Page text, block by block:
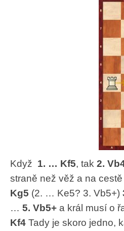
Když 1. … Kf5, tak 2.
straně než věž a na
Kg5 (2. … Ke5? 3. Vb5+)
… 5. Vb5+ a král musí o
Kf4 Tady je skoro jedno,